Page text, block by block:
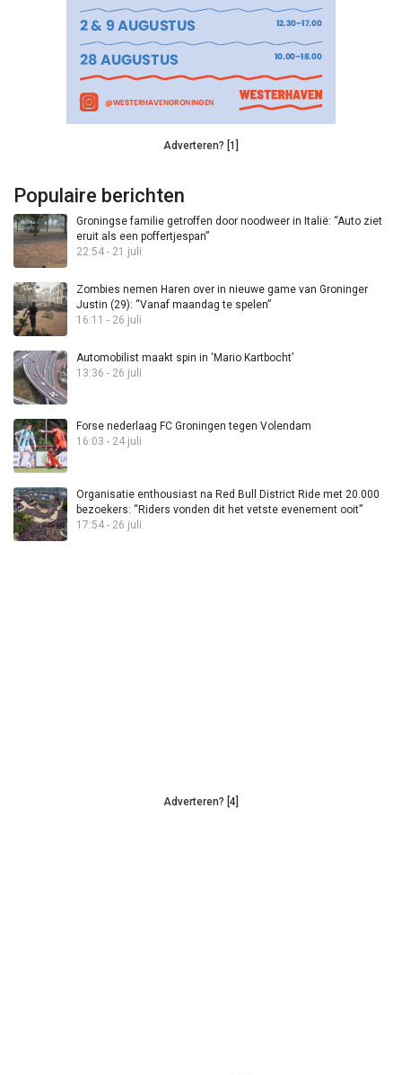
Adverteren? [1]
Populaire berichten
Groningse familie getroffen door noodweer in Italië: “Auto ziet
eruit als een poffertjespan”
22:54 - 21 juli
Zombies nemen Haren over in nieuwe game van Groninger
Justin (29): “Vanaf maandag te spelen”
16:11 - 26 juli
Automobilist maakt spin in ‘Mario Kartbocht’
13:36 - 26 juli
Forse nederlaag FC Groningen tegen Volendam
16:03 - 24 juli
Organisatie enthousiast na Red Bull District Ride met 20.000
bezoekers: “Riders vonden dit het vetste evenement ooit”
17:54 - 26 juli
Adverteren? [4]